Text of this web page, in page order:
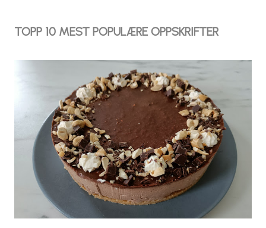
TOPP 10 MEST POPULÆRE OPPSKRIFTER